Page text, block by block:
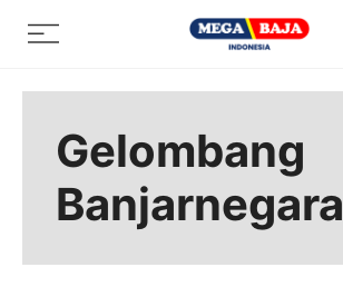
Menu
Gelombang
Banjarnegara